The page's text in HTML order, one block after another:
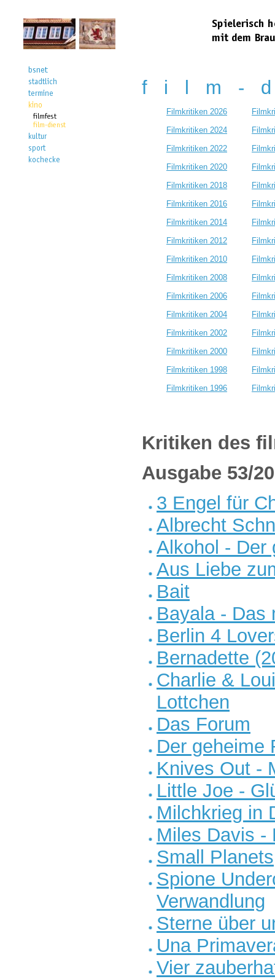
f i l m -
Filmkritiken 2026
Filmkritiken 2024
Filmkritiken 2022
Filmkritiken 2020
Filmkritiken 2018
Filmkritiken 2016
Filmkritiken 2014
Filmkritiken 2012
Filmkritiken 2010
Filmkritiken 2008
Filmkritiken 2006
Filmkritiken 2004
Filmkritiken 2002
Filmkritiken 2000
Filmkritiken 1998
Filmkritiken 1996
Kritiken des
Ausgabe 53/
3 Engel für
Albrecht
Alkohol - Der
Aus Liebe
Bait
Bayala - Das
Berlin 4
Bernadette
Charlie &
Lottchen
Das Forum
Der geheime
Knives Out -
Little Joe -
Milchkrieg in
Miles Davis -
Small Planets
Spione
Verwandlung
Sterne über
Una
Vier